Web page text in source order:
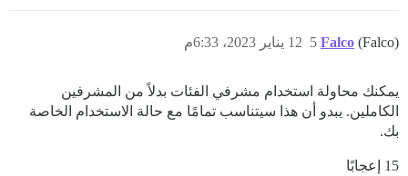
Falco (Falco) 12 يناير 2023، 6:33م 5
يمكنك محاولة استخدام مشرفي الفئات بدلاً من المشرفين
الكاملين. يبدو أن هذا سيتناسب تمامًا مع حالة الاستخدام الخاصة
بك.
15 إعجابًا